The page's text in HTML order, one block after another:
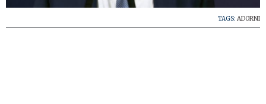
TAGS: ADORNI